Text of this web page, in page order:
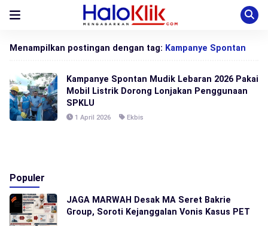
Menampilkan postingan dengan tag: Kampanye Spontan
Kampanye Spontan Mudik Lebaran 2026 Pakai
Mobil Listrik Dorong Lonjakan Penggunaan
SPKLU
1 April 2026 Ekbis
Populer
JAGA MARWAH Desak MA Seret Bakrie
Group, Soroti Kejanggalan Vonis Kasus PET